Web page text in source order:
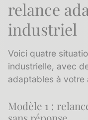
relance
industriel
Voici quatre
industrielle, avec
adaptables à votre
Modèle 1 :